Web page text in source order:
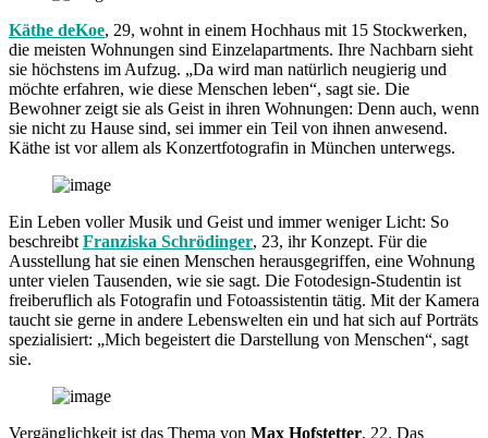
Käthe deKoe, 29, wohnt in einem Hochhaus mit 15 Stockwerken,
die meisten Wohnungen sind Einzelapartments. Ihre Nachbarn sieht
sie höchstens im Aufzug. „Da wird man natürlich neugierig und
möchte erfahren, wie diese Menschen leben“, sagt sie. Die
Bewohner zeigt sie als Geist in ihren Wohnungen: Denn auch, wenn
sie nicht zu Hause sind, sei immer ein Teil von ihnen anwesend.
Käthe ist vor allem als Konzertfotografin in München unterwegs.
Ein Leben voller Musik und Geist und immer weniger Licht: So
beschreibt Franziska Schrödinger, 23, ihr Konzept. Für die
Ausstellung hat sie einen Menschen herausgegriffen, eine Wohnung
unter vielen Tausenden, wie sie sagt. Die Fotodesign-Studentin ist
freiberuflich als Fotografin und Fotoassistentin tätig. Mit der Kamera
taucht sie gerne in andere Lebenswelten ein und hat sich auf Porträts
spezialisiert: „Mich begeistert die Darstellung von Menschen“, sagt
sie.
Vergänglichkeit ist das Thema von Max Hofstetter, 22. Das